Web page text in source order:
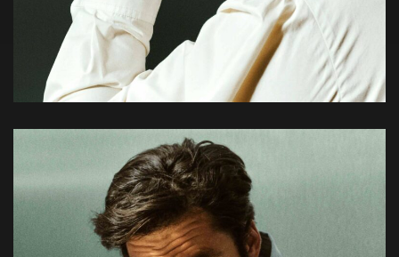
#CartierThailand #Cartier #CartierSantos
#CrazyDial #CrazyDialOfficial